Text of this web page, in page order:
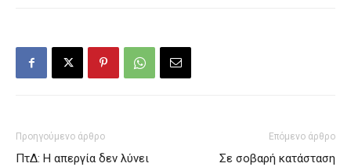
Προηγούμενο άρθρο
ΠτΔ: Η απεργία δεν λύνει
Επόμενο άρθρο
Σε σοβαρή κατάσταση